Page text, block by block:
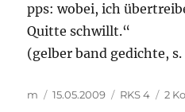
pps: wobei, ich
Quitte schwillt.“
(gelber band gedichte,
Autor
m
Veröffentlicht
15.05.2009 Kategorien
RKS 4 2